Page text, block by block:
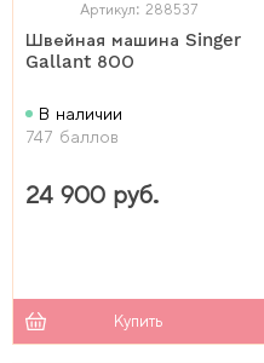
Артикул: 288537
Швейная машина Singer
Gallant 800
В наличии
747 баллов
24 900 руб.
Купить